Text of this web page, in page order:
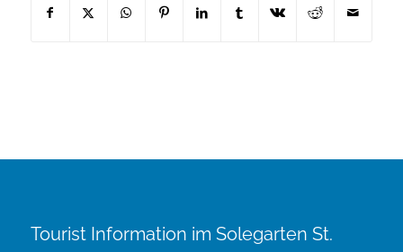
Tourist Information im Solegarten St.